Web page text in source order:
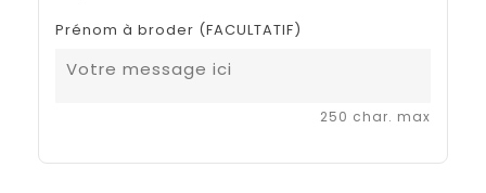
Prénom à broder (FACULTATIF)
250 char. max